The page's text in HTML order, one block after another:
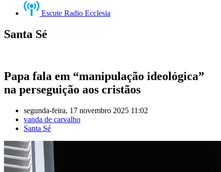
Escute Radio Ecclesia
Santa Sé
Papa fala em “manipulação ideológica”
na perseguição aos cristãos
segunda-feira, 17 novembro 2025 11:02
vanda de carvalho
Santa Sé